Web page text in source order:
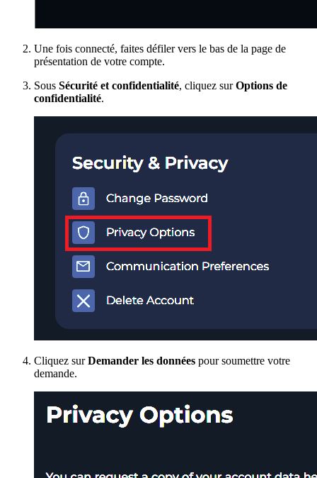
Une fois connecté, faites défiler vers le bas de la page de
présentation de votre compte.
Sous Sécurité et confidentialité, cliquez surOptions de
confidentialité.
Cliquez surDemander les données pour soumettre votre
demande.